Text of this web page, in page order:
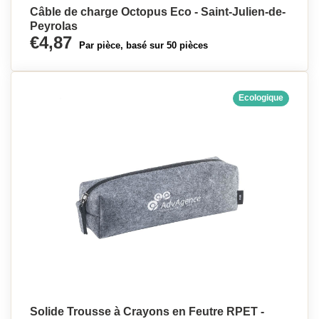
Câble de charge Octopus Eco - Saint-Julien-de-
Peyrolas
€4,87 Par pièce, basé sur 50 pièces
Ecologique
Solide Trousse à Crayons en Feutre RPET -